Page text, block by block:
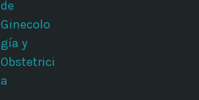
de
Ginecolo
gía y
Obstetrici
a